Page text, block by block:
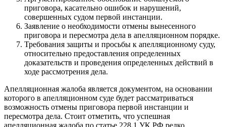
приговора, касательно ошибок и нарушений,
совершенных судом первой инстанции.
Заявление о необходимости отмены вынесенного
приговора и пересмотра дела в апелляционном порядке.
Требования защиты и просьбы к апелляционному суду,
относительно предоставления определенных
доказательств и проведения определенных действий в
ходе рассмотрения дела.
Апелляционная жалоба является документом, на основании
которого в апелляционном суде будет рассматриваться
возможность отмены приговора первой инстанции и
пересмотра дела. Стоит отметить, что успешная
апелляционная жалоба по статье 228.1 УК РФ редко